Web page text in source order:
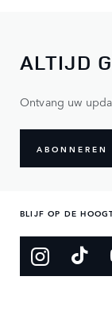
ALTIJD
Ontvang uw
ABONNEREN
BLIJF OP DE